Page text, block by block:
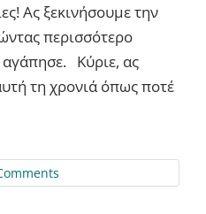
Ας ξεκινήσουμε την
περισσότερο
Κύριε, ας
τη χρονιά όπως ποτέ